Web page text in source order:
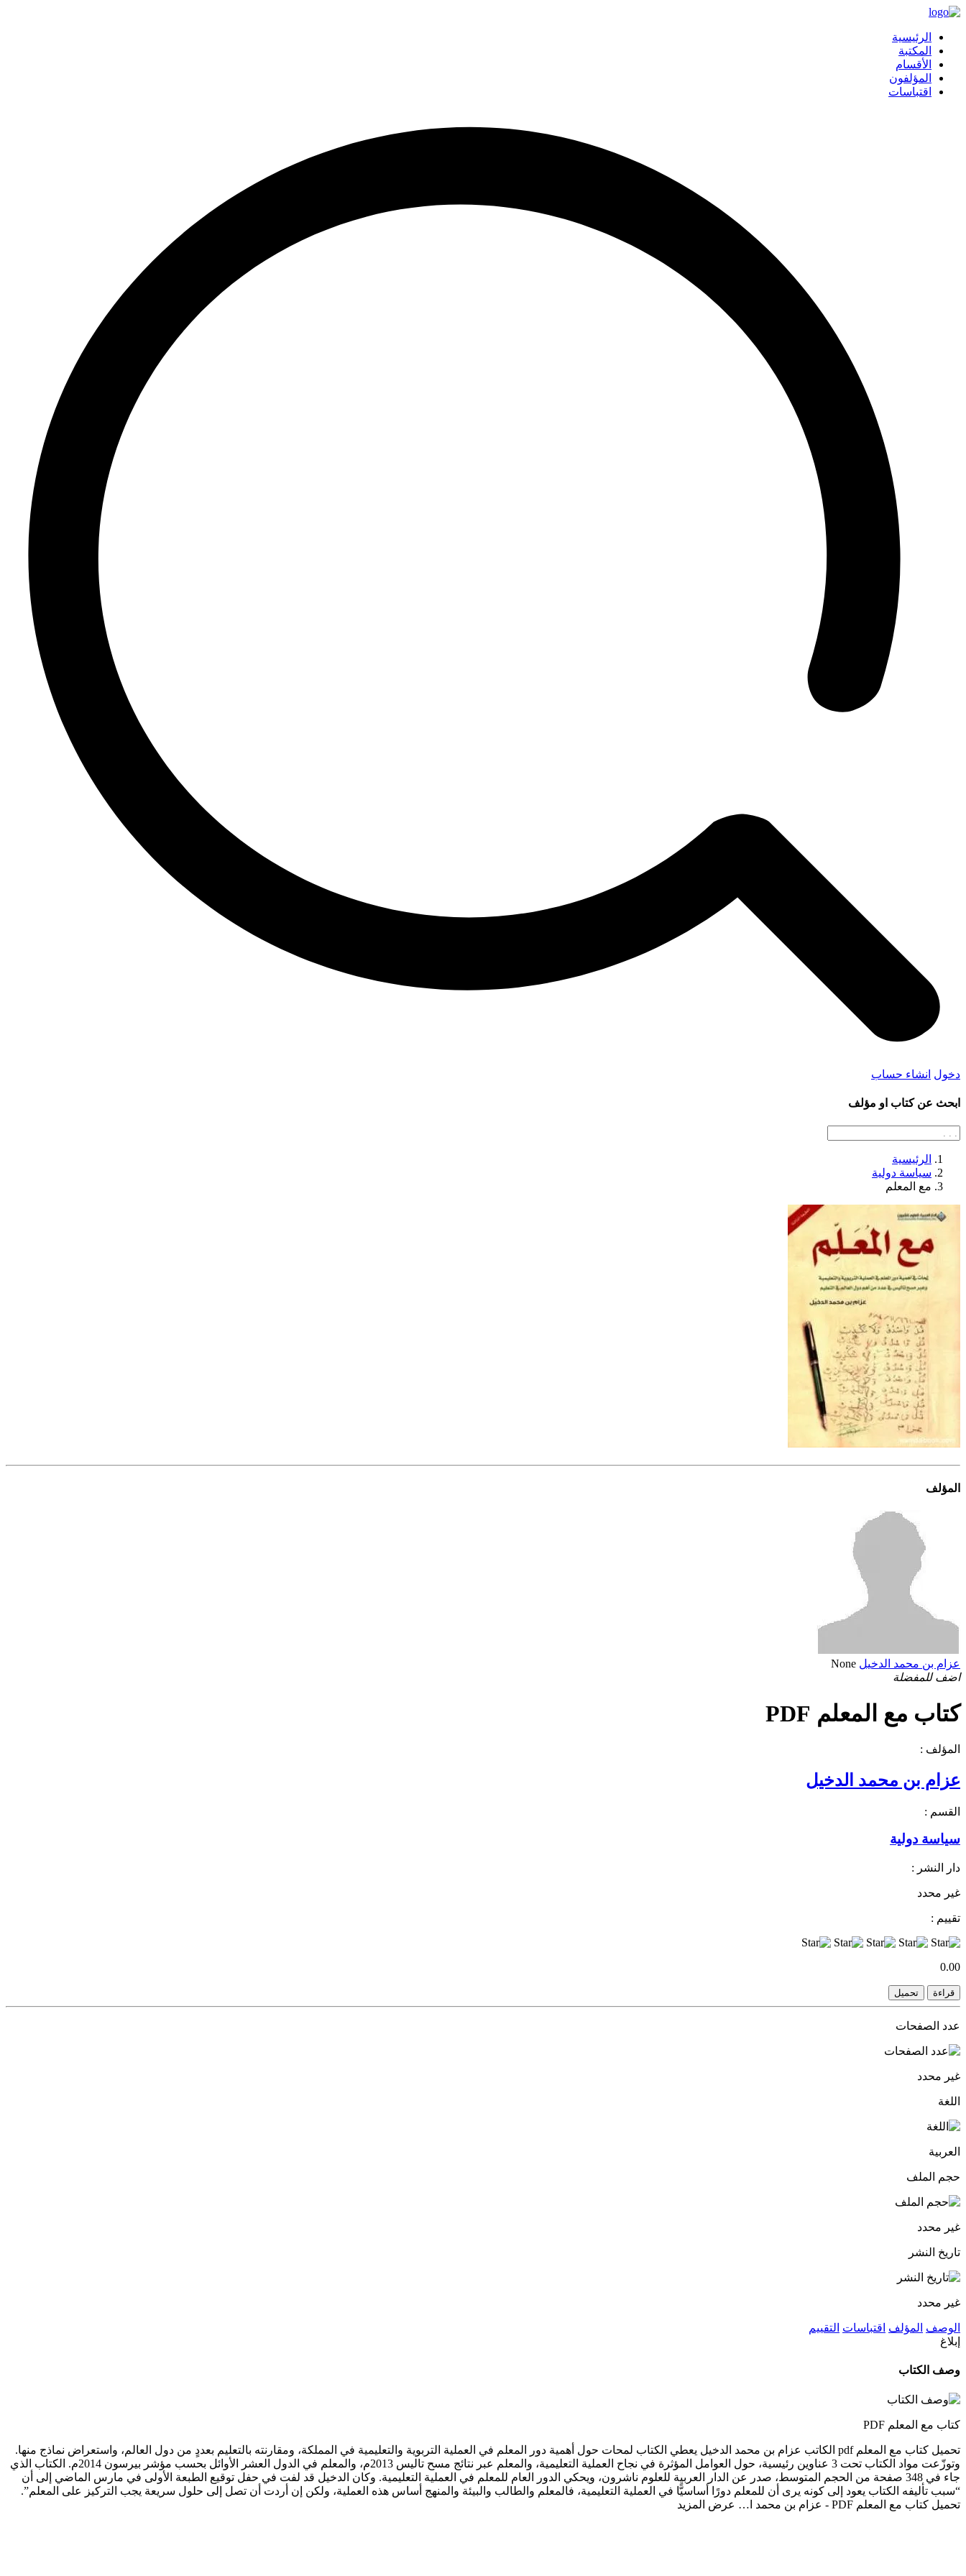
الرئيسية
المكتبة
الأقسام
المؤلفون
اقتباسات
دخول انشاء حساب
ابحث عن كتاب او مؤلف
الرئيسية
سياسة دولية
مع المعلم
المؤلف
عزام بن محمد الدخيل None
اضف للمفضلة
كتاب مع المعلم PDF
المؤلف :
عزام بن محمد الدخيل
القسم :
سياسة دولية
دار النشر :
غير محدد
تقييم :
0.00
قراءة تحميل
عدد الصفحات
غير محدد
اللغة
العربية
حجم الملف
غير محدد
تاريخ النشر
غير محدد
الوصف المؤلف اقتباسات التقييم
إبلاغ
وصف الكتاب
كتاب مع المعلم PDF
تحميل كتاب مع المعلم pdf الكاتب عزام بن محمد الدخيل يعطي الكتاب لمحات حول أهمية دور المعلم في العملية التربوية والتعليمية في المملكة، ومقارنته بالتعليم بعددٍ من دول العالم، واستعراض نماذج منها.
وتوزّعت مواد الكتاب تحت 3 عناوين رئيسية، حول العوامل المؤثرة في نجاح العملية التعليمية، والمعلم عبر نتائج مسح تاليس 2013م، والمعلم في الدول العشر الأوائل بحسب مؤشر بيرسون 2014م. الكتاب الذي
جاء في 348 صفحة من الحجم المتوسط، صدر عن الدار العربية للعلوم ناشرون، ويحكي الدور العام للمعلم في العملية التعليمية. وكان الدخيل قد لفت في حفل توقيع الطبعة الأولى في مارس الماضي إلى أن
“سبب تأليفه الكتاب يعود إلى كونه يرى أن للمعلم دورًا أساسيًّا في العملية التعليمية، فالمعلم والطالب والبيئة والمنهج أساس هذه العملية، ولكن إن أردت أن تصل إلى حلول سريعة يجب التركيز على المعلم”.
تحميل كتاب مع المعلم PDF - عزام بن محمد ا…
عرض المزيد